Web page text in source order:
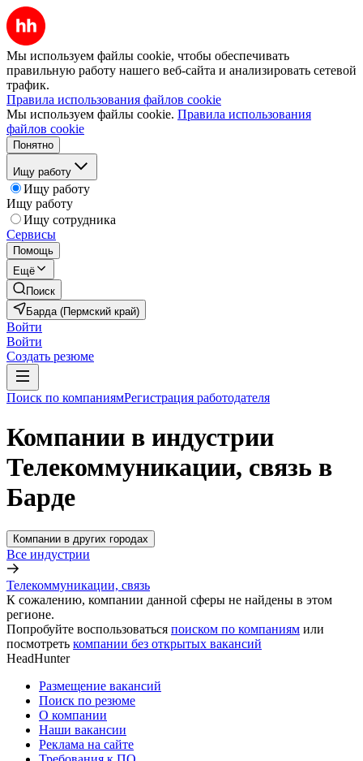
Мы используем файлы cookie, чтобы обеспечивать
правильную работу нашего веб-сайта и анализировать сетевой
трафик.
Правила использования файлов cookie
Мы используем файлы cookie. Правила использования
файлов cookie
Понятно
Ищу работу
Ищу работу
Ищу работу
Ищу сотрудника
Сервисы
Помощь
Ещё
Поиск
Барда (Пермский край)
Войти
Войти
Создать резюме
Поиск по компаниямРегистрация работодателя
Компании в индустрии
Телекоммуникации, связь в
Барде
Компании в других городах
Все индустрии
Телекоммуникации, связь
К сожалению, компании данной сферы не найдены в этом
регионе.
Попробуйте воспользоваться поиском по компаниям или
посмотреть компании без открытых вакансий
HeadHunter
Размещение вакансий
Поиск по резюме
О компании
Наши вакансии
Реклама на сайте